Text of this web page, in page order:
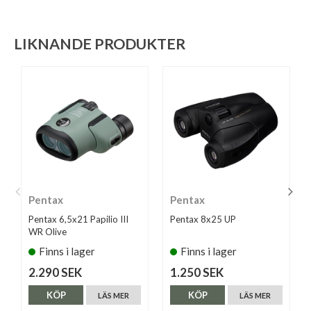
LIKNANDE PRODUKTER
Pentax
Pentax 6,5x21 Papilio III
WR Olive
Finns i lager
2.290 SEK
LÄS MER
KÖP
Pentax
Pentax 8x25 UP
Finns i lager
1.250 SEK
LÄS MER
KÖP